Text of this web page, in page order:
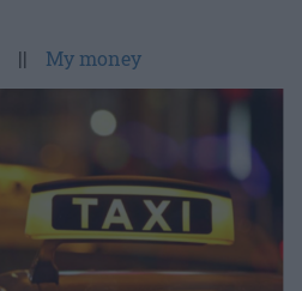
|| My money